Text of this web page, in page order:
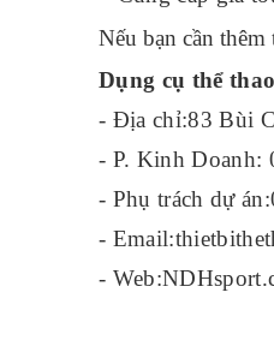
Nếu bạn cần
Dụng cụ thể
- Địa chỉ:83 Bùi
- P. Kinh Doanh:
- Phụ trách dự
-
-